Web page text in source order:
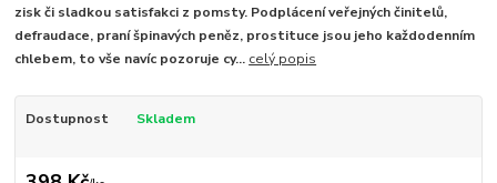
zisk či sladkou satisfakci z pomsty. Podplácení veřejných činitelů,
defraudace, praní špinavých peněz, prostituce jsou jeho každodenním
chlebem, to vše navíc pozoruje cy... celý popis
Dostupnost Skladem